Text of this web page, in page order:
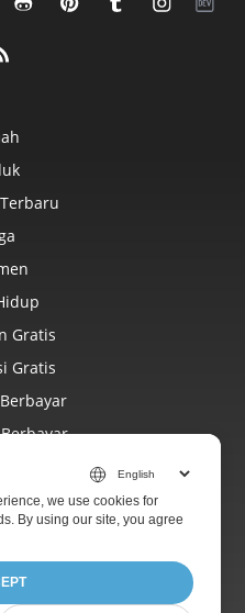
Gratis
Gratis
we use cookies for
By using our site, you agree